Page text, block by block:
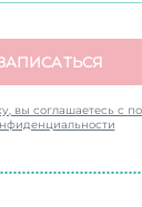
вы соглашаетесь с